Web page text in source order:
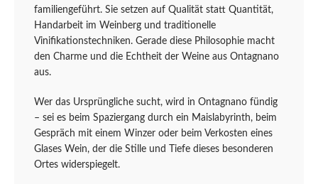
familiengeführt. Sie setzen auf Qualität statt Quantität,
Handarbeit im Weinberg und traditionelle
Vinifikationstechniken. Gerade diese Philosophie macht
den Charme und die Echtheit der Weine aus Ontagnano
aus.
Wer das Ursprüngliche sucht, wird in Ontagnano fündig
– sei es beim Spaziergang durch ein Maislabyrinth, beim
Gespräch mit einem Winzer oder beim Verkosten eines
Glases Wein, der die Stille und Tiefe dieses besonderen
Ortes widerspiegelt.